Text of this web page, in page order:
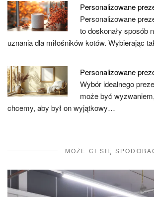
Personalizowane
Personalizowane
to doskonały sposób
uznania dla miłośników kotów. Wybierając
Personalizowane
Wybór idealnego
może być
chcemy, aby był on wyjątkowy…
MOŻE CI SIĘ